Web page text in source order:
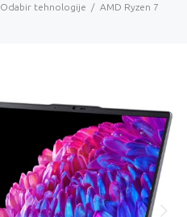
Odabir tehnologije AMD Ryzen 7